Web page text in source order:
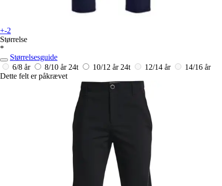
+-2
Størrelse
*
Størrelsesguide
6/8 år
8/10 år 24t 10/12 år 24t 12/14 år
14/16 år
Dette felt er påkrævet